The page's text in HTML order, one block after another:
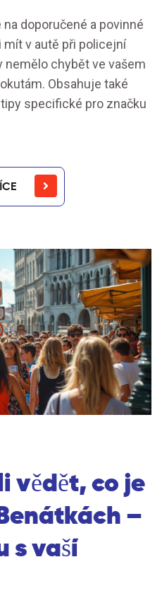
doporučené a povinné
v autě při policejní
nemělo chybět ve vašem
Obsahuje také
specifické pro značku
vědět, co je
–
s vaší